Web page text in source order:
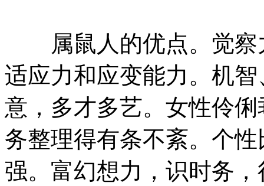
属鼠人的优点。觉察
适应力和应变能力。机
意，多才多艺。女性伶
务整理得有条不紊。个
强。富幻想力，识时务